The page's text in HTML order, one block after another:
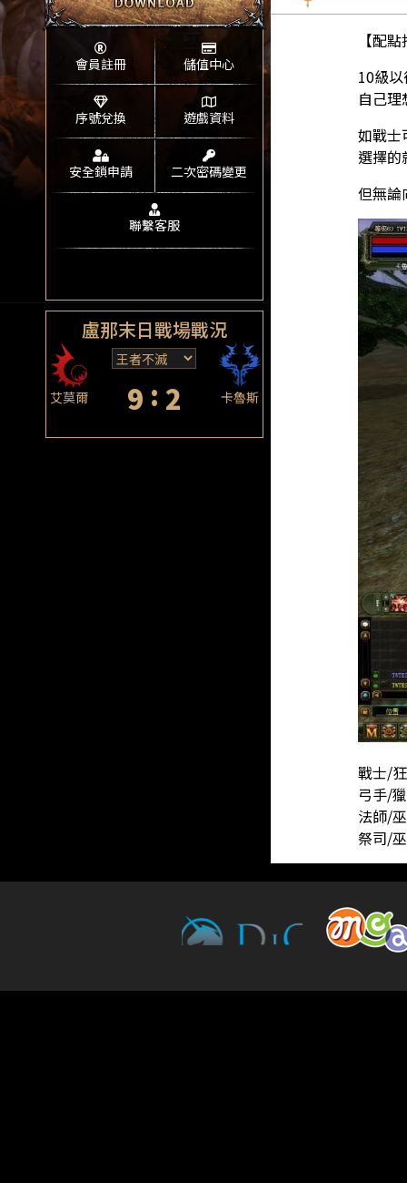
會員註冊 儲值中心
序號兌換 遊戲資料
安全鎖申請 二次密碼變更
聯繫客服
盧那末日戰場戰況
艾莫爾 9 : 2 卡魯斯
【配
10級
自己
如戰士
選擇的
但無論
戰士/
弓手/
法師/
祭司/